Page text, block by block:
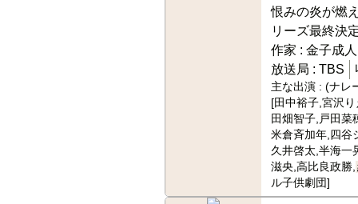
恨みの炎が燃
リーズ最終決
作家 : 金子成人
放送局 : TBS
主な出演 : (ナレ
[田中裕子,宮沢
田畑智子,戸田菜
米倉斉加年,四谷
久井啓太,半海一
滋央,高比良政勝,
ル子供劇団]